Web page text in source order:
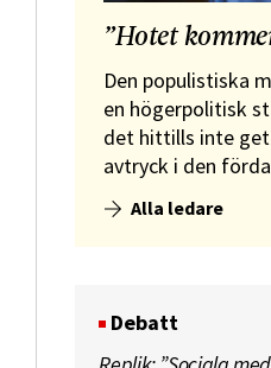
”Hotet
Den populistiska
en högerpolitisk
det hittills inte
avtryck i den
Alla ledare
Debatt